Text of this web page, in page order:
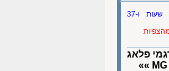
לפני 16 שעות ו-37
פלאג